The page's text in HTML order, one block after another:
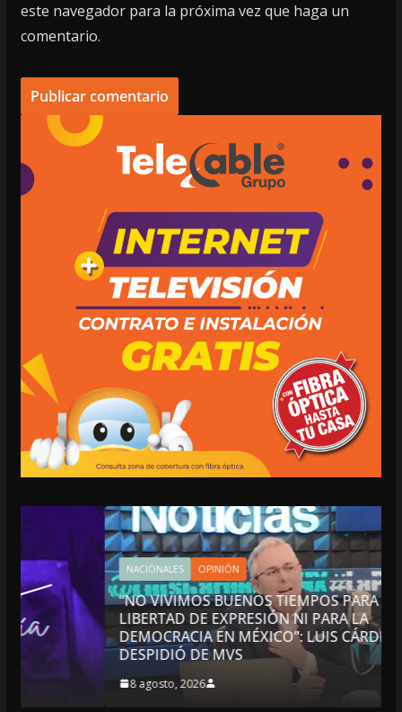
este navegador para la próxima vez que haga un
comentario.
NACIONALES OPINIÓN
“NO VIVIMOS BUENOS TIEMPOS PARA LA
LIBERTAD DE EXPRESIÓN NI PARA LA
DEMOCRACIA EN MÉXICO”: LUIS CÁRDENAS; SE
DESPIDIÓ DE MVS
8 agosto, 2026